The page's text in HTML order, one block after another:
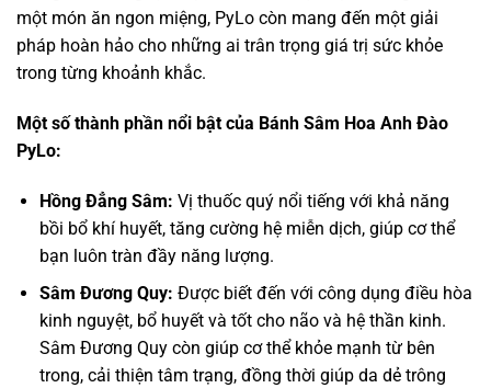
một món ăn ngon miệng, PyLo còn mang đến một giải
pháp hoàn hảo cho những ai trân trọng giá trị sức khỏe
trong từng khoảnh khắc.
Một số thành phần nổi bật của Bánh Sâm Hoa Anh Đào
PyLo:
Hồng Đẳng Sâm: Vị thuốc quý nổi tiếng với khả năng
bồi bổ khí huyết, tăng cường hệ miễn dịch, giúp cơ thể
bạn luôn tràn đầy năng lượng.
Sâm Đương Quy: Được biết đến với công dụng điều hòa
kinh nguyệt, bổ huyết và tốt cho não và hệ thần kinh.
Sâm Đương Quy còn giúp cơ thể khỏe mạnh từ bên
trong, cải thiện tâm trạng, đồng thời giúp da dẻ trông